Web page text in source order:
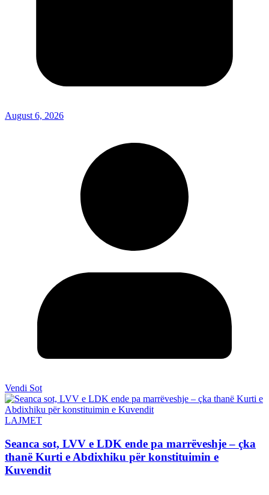
August 6, 2026
Vendi Sot
LAJMET
Seanca sot, LVV e LDK ende pa marrëveshje – çka
thanë Kurti e Abdixhiku për konstituimin e
Kuvendit